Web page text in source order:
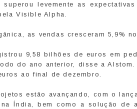
superou levemente as
Visible Alpha.
as vendas cresceram 5,9%
9,58 bilhões de euros em
do ano anterior, disse a
ao final de dezembro.
estão avançando, com o
Índia, bem como a solução de